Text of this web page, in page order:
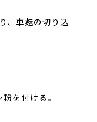
、車麩の切り込
を付ける。